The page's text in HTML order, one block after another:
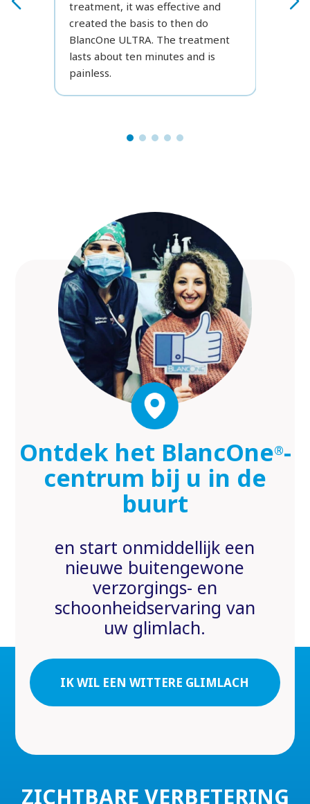
treatment, it was effective and
created the basis to then do
BlancOne ULTRA. The treatment
lasts about ten minutes and is
painless.
Ontdek het BlancOne®-
centrum bij u in de
buurt
en start onmiddellijk een
nieuwe buitengewone
verzorgings- en
schoonheidservaring van
uw glimlach.
IK WIL EEN WITTERE GLIMLACH
ZICHTBARE VERBETERING